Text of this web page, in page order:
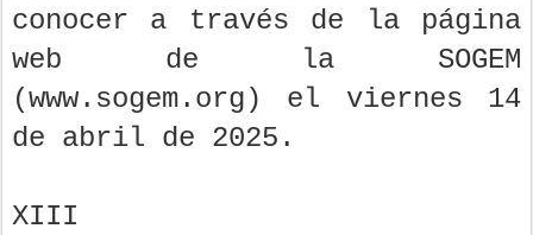
conocer a través de la página
web de la SOGEM
(www.sogem.org) el viernes 14
de abril de 2025.
XIII